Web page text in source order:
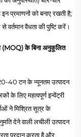
प्रमाणनों को बनाए रखती है;
वैधता की पुष्टि करें।
(MOQ) के बिना अनुकूलित
20-40 टन के न्यूनतम उत्पादन
के लिए महत्वपूर्ण इन्वेंट्री
ने मिश्रित सूत्र के
देने वाली लचीली उत्पादन
प्रदान करता है और